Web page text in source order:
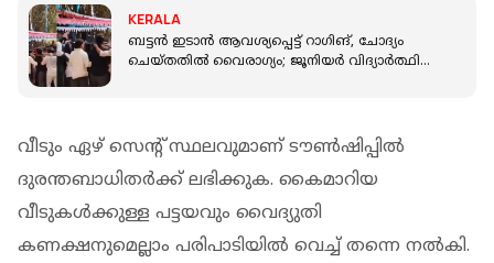
KERALA
ബട്ടൻ ഇടാൻ ആവശ്യപ്പെട്ട് റാഗിങ്, ചോദ്യം
ചെയ്തതിൽ വൈരാഗ്യം; ജൂനിയർ വിദ്യാർത്ഥിക്ക്
വീടും ഏഴ് സെന്റ് സ്ഥലവുമാണ് ടൗൺഷിപ്പിൽ
ദുരന്തബാധിതർക്ക് ലഭിക്കുക. കൈമാറിയ
വീടുകൾക്കുള്ള പട്ടയവും വൈദ്യുതി
കണക്ഷനുമെല്ലാം പരിപാടിയിൽ വെച്ച് തന്നെ നൽകി.